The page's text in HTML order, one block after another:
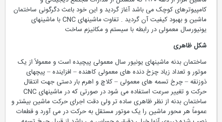
کامپیوترهای کوچک می باشد آغاز گردید و این خود باعث دگرگونی ساختمان
ماشین و بهبود کیفیت آن گردید . تفاوت ماشینهای CNC با ماشینهای
یونیورسال معمولی در رابطه با سیستم و مکانیزم ساخت
شکل ظاهری
ساختمان بدنه ماشینهای یونیور سال معمولی پیچیده است و معمولاً از یک
موتور و تعداد زیاد چزخ دنده های معمولی کاهنده – افزاینده – پیچهای
ذوزنقه – چرخ تسمه های معمولی – کلاچ و اهرم بار دستی جهت انتقال
حرکت و تغییر سرعت استفاده می شود در صورتی که در ماشینهای CNC
ساختمان بدنه از نظر ظاهری ساده تر ولی دقت اجرای حرکت ماشین بیشتر و
عموماً هر محور ماشین را یک موتور مستقل به حرکت در می آورد و قطعات